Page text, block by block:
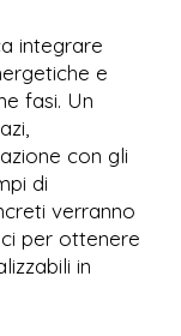
integrare
e
fasi. Un
con gli
di
verranno
per ottenere
in